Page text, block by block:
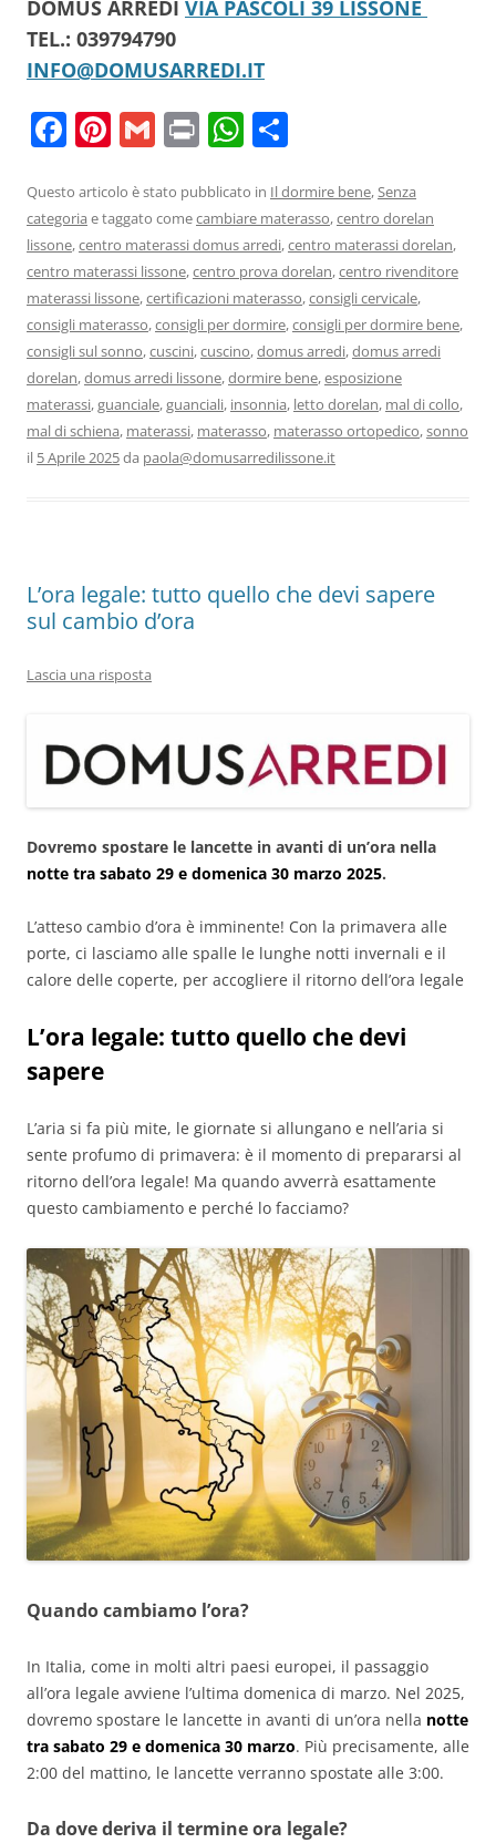
DOMUS ARREDI VIA PASCOLI 39 LISSONE
TEL.: 039794790
INFO@DOMUSARREDI.IT
F
c
e
b
o
o
k
Pi
er
e
st
G
ai
l
Pr
t
W
at
s
A
p
p
n
di
vi
di
Questo articolo è stato pubblicato in Il dormire bene,Senza
categoria e taggato comecambiare materasso,centro dorelan
lissone,centro materassi domus arredi,centro materassi dorelan,
centro materassi lissone,centro prova dorelan,centro rivenditore
materassi lissone,certificazioni materasso,consigli cervicale,
consigli materasso,consigli per dormire,consigli per dormire bene,
consigli sul sonno,cuscini,cuscino,domus arredi,domus arredi
dorelan,domus arredi lissone,dormire bene,esposizione
materassi,guanciale,guanciali, insonnia, letto dorelan, mal di collo,
mal di schiena, materassi, materasso, materasso ortopedico,sonno
il 5 Aprile 2025da paola@domusarredilissone.it
L’ora legale: tutto quello che devi sapere
sul cambio d’ora
Lascia una risposta
Dovremo spostare le lancette in avanti di un’ora nella
notte tra sabato 29 e domenica 30 marzo 2025.
L’atteso cambio d’ora è imminente! Con la primavera alle
porte, ci lasciamo alle spalle le lunghe notti invernali e il
calore delle coperte, per accogliere il ritorno dell’ora legale
L’ora legale: tutto quello che devi
sapere
L’aria si fa più mite, le giornate si allungano e nell’aria si
sente profumo di primavera: è il momento di prepararsi al
ritorno dell’ora legale! Ma quando avverrà esattamente
questo cambiamento e perché lo facciamo?
Quando cambiamo l’ora?
In Italia, come in molti altri paesi europei, il passaggio
all’ora legale avviene l’ultima domenica di marzo. Nel 2025,
dovremo spostare le lancette in avanti di un’ora nella notte
tra sabato 29 e domenica 30 marzo. Più precisamente, alle
2:00 del mattino, le lancette verranno spostate alle 3:00.
Da dove deriva il termine ora legale?